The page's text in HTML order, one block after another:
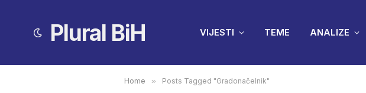
Plural BiH VIJESTI TEME ANALIZE
Home » Posts Tagged "Gradonačelnik"